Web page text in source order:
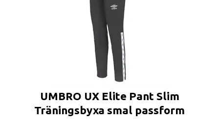
UMBRO UX Elite Pant Slim
Träningsbyxa smal passform